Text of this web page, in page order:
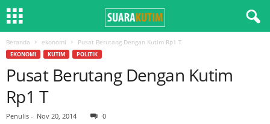
Beranda ekonomi Pusat Berutang Dengan Kutim Rp1 T
EKONOMI KUTIM POLITIK
Pusat Berutang Dengan Kutim
Rp1 T
Penulis - Nov 20, 2014 0